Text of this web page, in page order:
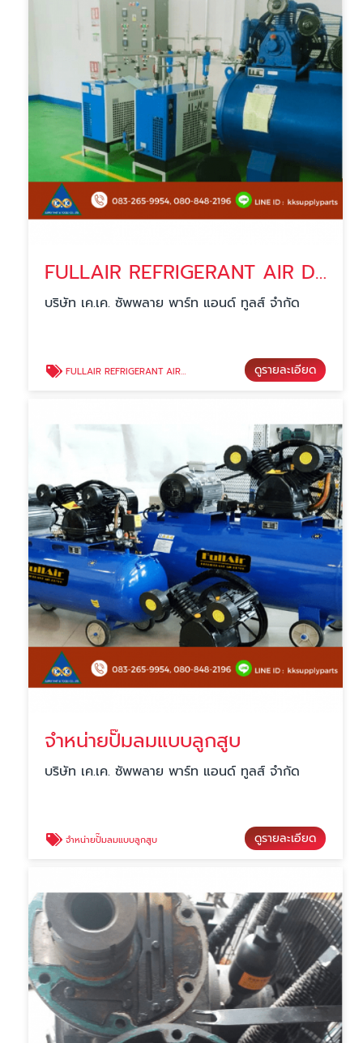
FULLAIR REFRIGERANT AIR DRYER
บริษัท เค.เค. ซัพพลาย พาร์ท แอนด์ ทูลส์ จำกัด
FULLAIR REFRIGERANT AIR DRYER ดูรายละเอียด
จำหน่ายปั๊มลมแบบลูกสูบ
บริษัท เค.เค. ซัพพลาย พาร์ท แอนด์ ทูลส์ จำกัด
จำหน่ายปั๊มลมแบบลูกสูบ ดูรายละเอียด